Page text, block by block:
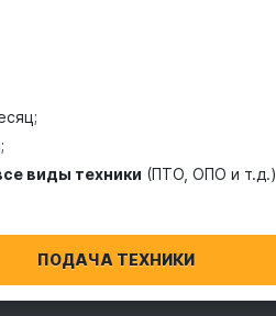
;
виды техники (ПТО, ОПО и т.д.)
ПОДАЧА ТЕХНИКИ